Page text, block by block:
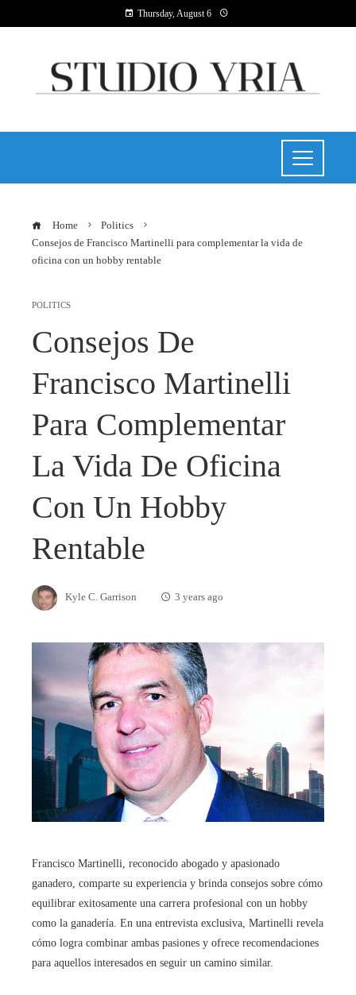
Thursday, August 6
Home
Politics
Consejos de Francisco Martinelli para complementar la vida de
oficina con un hobby rentable
POLITICS
Consejos De
Francisco Martinelli
Para Complementar
La Vida De Oficina
Con Un Hobby
Rentable
Kyle C. Garrison 3 years ago
Francisco Martinelli, reconocido abogado y apasionado
ganadero, comparte su experiencia y brinda consejos sobre cómo
equilibrar exitosamente una carrera profesional con un hobby
como la ganadería. En una entrevista exclusiva, Martinelli revela
cómo logra combinar ambas pasiones y ofrece recomendaciones
para aquellos interesados en seguir un camino similar.